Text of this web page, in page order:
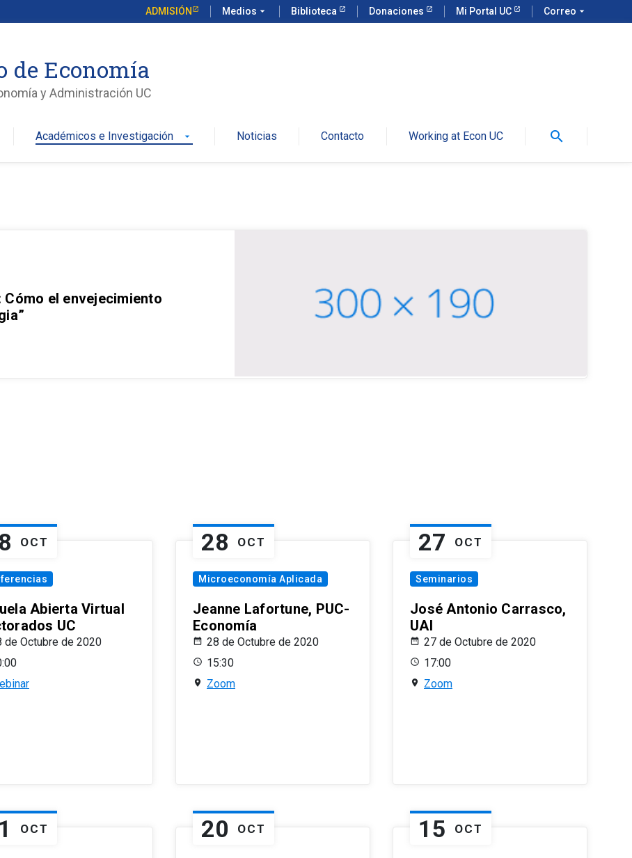
ADMISIÓN Medios arrow_drop_down Biblioteca Donaciones Mi Portal UC Correo arrow_drop_down
de Economía
y Administración UC
Académicos e Investigación arrow_drop_down Noticias Contacto Working at Econ UC search
el envejecimiento
OCT
Abierta Virtual
UC
de Octubre de 2020
28 OCT
Microeconomía Aplicada
Jeanne Lafortune, PUC-
Economía
28 de Octubre de 2020
15:30
Zoom
27 OCT
Seminarios
José Antonio Carrasco,
UAI
27 de Octubre de 2020
17:00
Zoom
OCT 20 OCT 15 OCT